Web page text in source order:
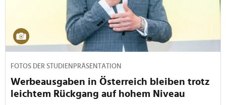
FOTOS DER STUDIENPRÄSENTATION
Werbeausgaben in Österreich bleiben trotz
leichtem Rückgang auf hohem Niveau